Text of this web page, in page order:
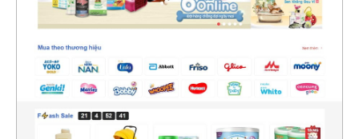
47219